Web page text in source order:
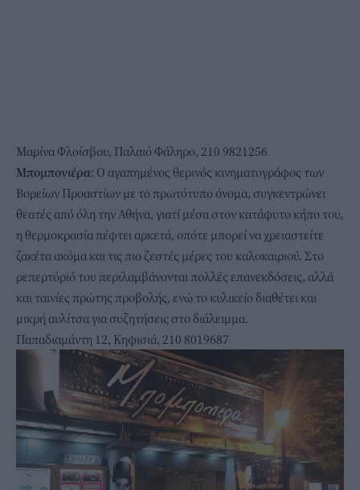
Μαρίνα Φλοίσβου, Παλαιό Φάληρο, 210 9821256
Μπομπονιέρα: Ο αγαπημένος θερινός κινηματογράφος των
Βορείων Προαστίων με το πρωτότυπο όνομα, συγκεντρώνει
θεατές από όλη την Αθήνα, γιατί μέσα στον κατάφυτο κήπο του,
η θερμοκρασία πέφτει αρκετά, οπότε μπορεί να χρειαστείτε
ζακέτα ακόμα και τις πιο ζεστές μέρες του καλοκαιριού. Στο
ρεπερτόριό του περιλαμβάνονται πολλές επανεκδόσεις, αλλά
και ταινίες πρώτης προβολής, ενώ το κυλικείο διαθέτει και
μικρή αυλίτσα για συζητήσεις στο διάλειμμα.
Παπαδιαμάντη 12, Κηφισιά, 210 8019687